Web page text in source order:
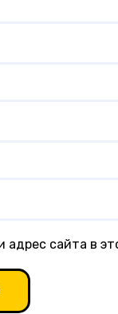
адрес сайта в